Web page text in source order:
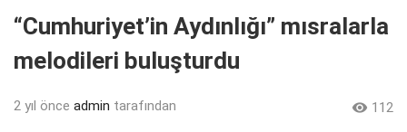
“Cumhuriyet’in Aydınlığı” mısralarla
melodileri buluşturdu
2 yıl önce admin tarafından  112